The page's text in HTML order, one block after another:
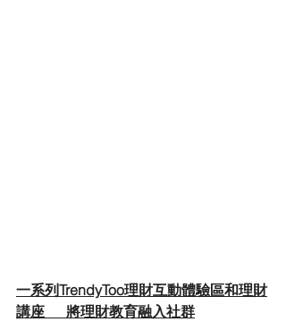
一系列TrendyToo理財互動體驗區和理財
講座      將理財教育融入社群